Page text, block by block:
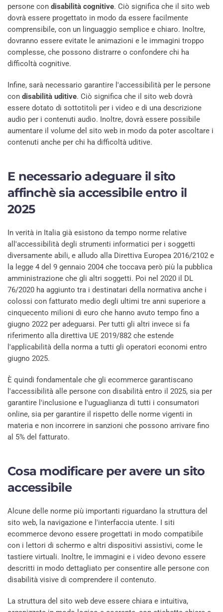
persone con disabilità cognitive. Ciò significa che il sito web
dovrà essere progettato in modo da essere facilmente
comprensibile, con un linguaggio semplice e chiaro. Inoltre,
dovranno essere evitate le animazioni e le immagini troppo
complesse, che possono distrarre o confondere chi ha
difficoltà cognitive.
Infine, sarà necessario garantire l'accessibilità per le persone
con disabilità uditive. Ciò significa che il sito web dovrà
essere dotato di sottotitoli per i video e di una descrizione
audio per i contenuti audio. Inoltre, dovrà essere possibile
aumentare il volume del sito web in modo da poter ascoltare i
contenuti anche per chi ha difficoltà uditive.
E necessario adeguare il sito
affinchè sia accessibile entro il
2025
In verità in Italia già esistono da tempo norme relative
all'accessibilità degli strumenti informatici per i soggetti
diversamente abili, e alludo alla Direttiva Europea 2016/2102 e
la legge 4 del 9 gennaio 2004 che toccava però più la pubblica
amministrazione che gli altri soggetti. Poi nel 2020 il DL
76/2020 ha aggiunto tra i destinatari della normativa anche i
colossi con fatturato medio degli ultimi tre anni superiore a
cinquecento milioni di euro che hanno avuto tempo fino a
giugno 2022 per adeguarsi. Per tutti gli altri invece si fa
riferimento alla direttiva UE 2019/882 che estende
l'applicabilità della norma a tutti gli operatori economi entro
giugno 2025.
È quindi fondamentale che gli ecommerce garantiscano
l'accessibilità alle persone con disabilità entro il 2025, sia per
garantire l'inclusione e l'uguaglianza di tutti i consumatori
online, sia per garantire il rispetto delle norme vigenti in
materia e non incorrere in sanzioni che possono arrivare fino
al 5% del fatturato.
Cosa modificare per avere un sito
accessibile
Alcune delle norme più importanti riguardano la struttura del
sito web, la navigazione e l'interfaccia utente. I siti
ecommerce devono essere progettati in modo compatibile
con i lettori di schermo e altri dispositivi assistivi, come le
tastiere virtuali. Inoltre, le immagini e i video devono essere
descritti in modo dettagliato per consentire alle persone con
disabilità visive di comprendere il contenuto.
La struttura del sito web deve essere chiara e intuitiva,